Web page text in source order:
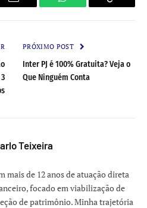
Email WhatsApp Copy
PRÓXIMO POST
Inter PJ é 100% Gratuita? Veja o
Que Ninguém Conta
Teixeira
mais de 12 anos de atuação direta
focado em viabilização de
de patrimônio. Minha trajetória